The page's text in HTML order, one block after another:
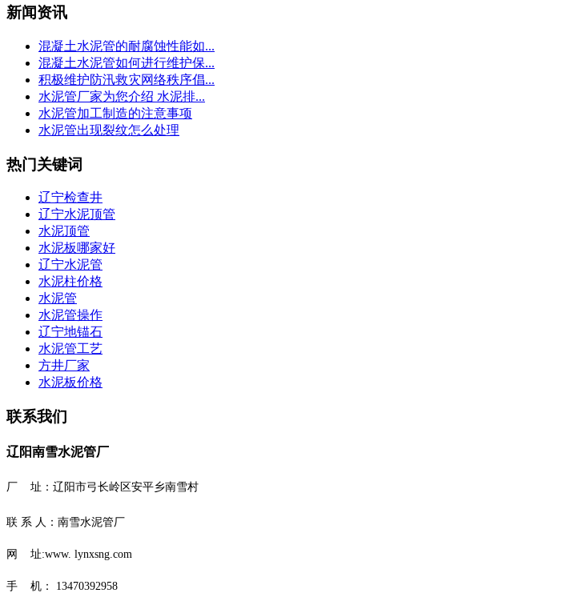
新闻资讯
混凝土水泥管的耐腐蚀性能如...
混凝土水泥管如何进行维护保...
积极维护防汛救灾网络秩序倡...
水泥管厂家为您介绍 水泥排...
水泥管加工制造的注意事项
水泥管出现裂纹怎么处理
热门关键词
辽宁检查井
辽宁水泥顶管
水泥顶管
水泥板哪家好
辽宁水泥管
水泥柱价格
水泥管
水泥管操作
辽宁地锚石
水泥管工艺
方井厂家
水泥板价格
联系我们
辽阳南雪水泥管厂
厂 址： 辽阳市弓长岭区安平乡南雪村
联 系 人：南雪水泥管厂
网 址:www. lynxsng.com
手 机： 13470392958